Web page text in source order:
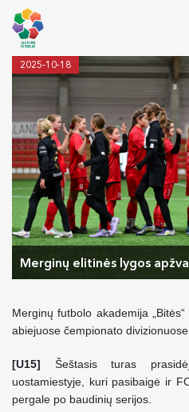
2025-10-18
Merginų elitinės lygos
Merginų futbolo akademija
abiejuose čempionato divizionuose.
[U15] Šeštasis turas
uostamiestyje, kuri pasibaigė ir
pergale po baudinių serijos.